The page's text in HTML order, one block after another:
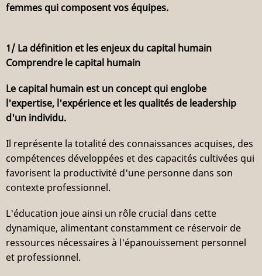
femmes qui composent vos équipes.
1/ La définition et les enjeux du capital humain
Comprendre le capital humain
Le capital humain est un concept qui englobe
l'expertise, l'expérience et les qualités de leadership
d'un individu.
Il représente la totalité des connaissances acquises, des
compétences développées et des capacités cultivées qui
favorisent la productivité d'une personne dans son
contexte professionnel.
L'éducation joue ainsi un rôle crucial dans cette
dynamique, alimentant constamment ce réservoir de
ressources nécessaires à l'épanouissement personnel
et professionnel.